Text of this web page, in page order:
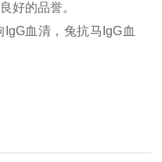
好的品誉。
血清，兔抗马IgG血